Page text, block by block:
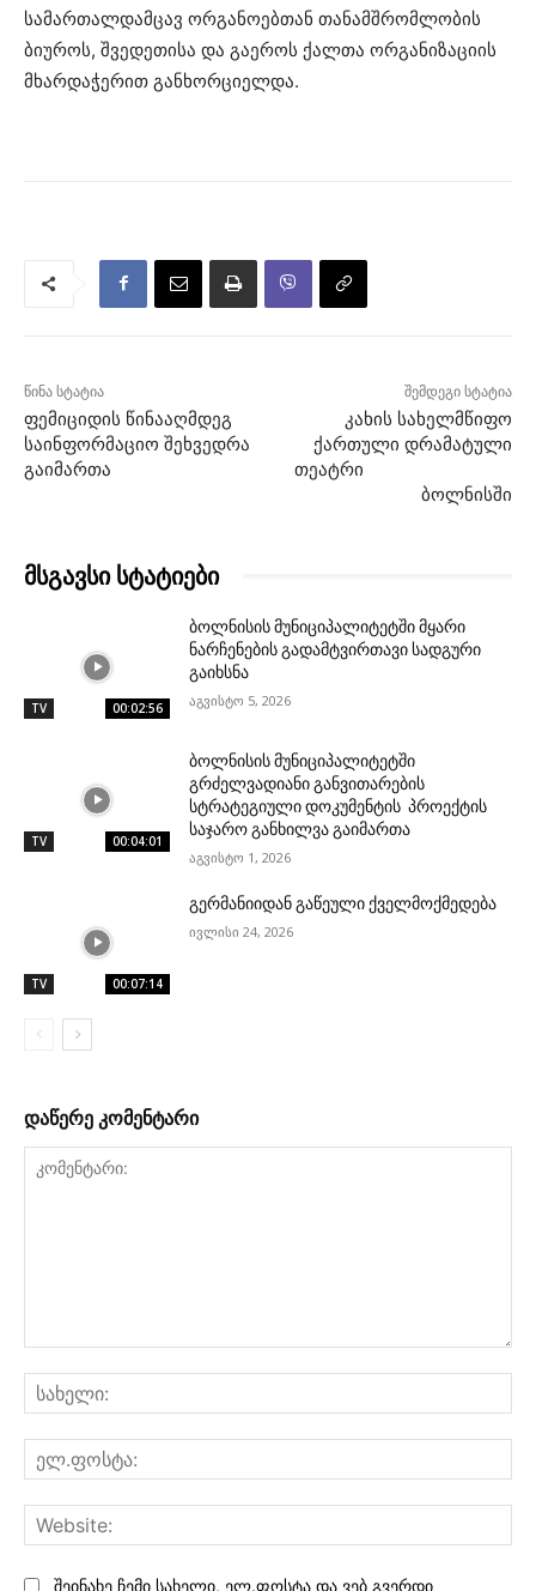
სამართალდამცავ ორგანოებთან თანამშრომლობის
ბიუროს, შვედეთისა და გაეროს ქალთა ორგანიზაციის
მხარდაჭერით განხორციელდა.
წინა სტატია
ფემიციდის წინააღმდეგ
საინფორმაციო შეხვედრა
გაიმართა
შემდეგი სტატია
კახის სახელმწიფო
ქართული დრამატული
თეატრი
ბოლნისში
მსგავსი სტატიები
TV 00:02:56
ბოლნისის მუნიციპალიტეტში მყარი
ნარჩენების გადამტვირთავი სადგური
გაიხსნა
აგვისტო 5, 2026
TV 00:04:01
ბოლნისის მუნიციპალიტეტში
გრძელვადიანი განვითარების
სტრატეგიული დოკუმენტის პროექტის
საჯარო განხილვა გაიმართა
აგვისტო 1, 2026
TV 00:07:14
გერმანიიდან გაწეული ქველმოქმედება
ივლისი 24, 2026
დაწერე კომენტარი
შეინახე ჩემი სახელი, ელ.ფოსტა და ვებ გვერდი